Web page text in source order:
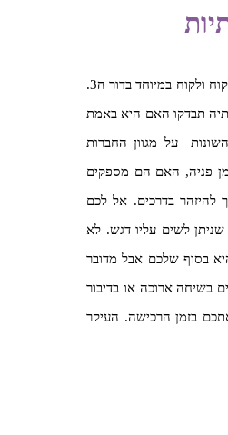
מומלץ לא לוותר על חברה אשר מעניקה שירות מצויין, אדיב, עם הבנת הצרכים של כל לקוח ולקוח במיוחד בדור ה3.
תבדקו האם היא באמת
על מגוון החברות
פניה, האם הם מספקים
להיזהר בדרכים. אל לכם
לשים עליו דגש. לא
בסוף שלכם אבל מדובר
בשיחה ארוכה או בדיבור
בזמן הרכישה. העיקר